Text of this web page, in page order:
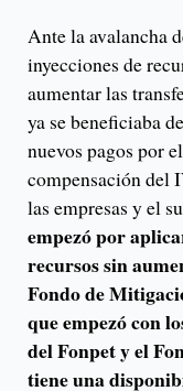
Ante la avalancha
inyecciones de
aumentar las
ya se beneficiaba
nuevos pagos por
compensación del
las empresas y el
empezó por
recursos sin
Fondo de
que empezó con
del Fonpet y el
tiene una